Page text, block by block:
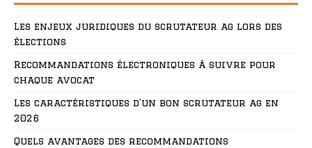
Les enjeux juridiques du scrutateur ag lors des
élections
Recommandations électroniques à suivre pour
chaque avocat
Les caractéristiques d’un bon scrutateur ag en
2026
Quels avantages des recommandations